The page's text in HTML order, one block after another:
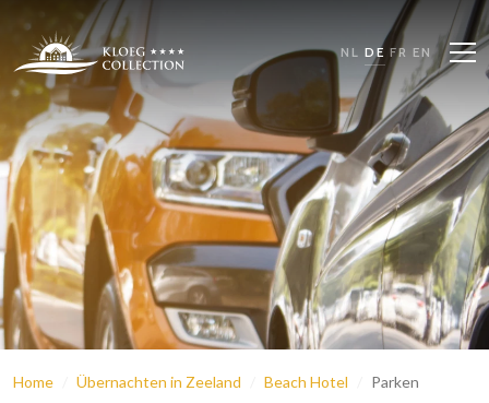
NL DE FR EN
Home Übernachten in Zeeland Beach Hotel Parken